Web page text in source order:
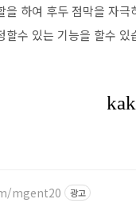
을 하여 후두 점막을 자
할수 있는 기능을 할수 있
mgent20 광고